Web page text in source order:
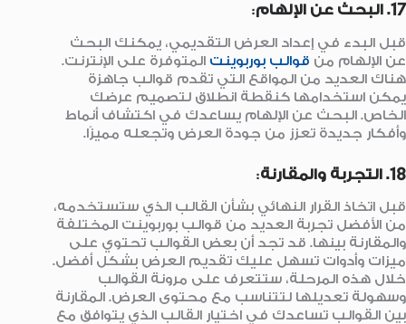
17. البحث عن الإلهام :
قبل البدء في إعداد العرض التقديمي، يمكنك البحث
عن الإلهام من قوالب بوربوينت المتوفرة على الإنترنت.
هناك العديد من المواقع التي تقدم قوالب جاهزة
يمكن استخدامها كنقطة انطلاق لتصميم عرضك
الخاص. البحث عن الإلهام يساعدك في اكتشاف أنماط
وأفكار جديدة تعزز من جودة العرض وتجعله مميزًا.
18. التجربة والمقارنة :
قبل اتخاذ القرار النهائي بشأن القالب الذي ستستخدمه،
من الأفضل تجربة العديد من قوالب بوربوينت المختلفة
والمقارنة بينها. قد تجد أن بعض القوالب تحتوي على
ميزات وأدوات تسهل عليك تقديم العرض بشكل أفضل.
خلال هذه المرحلة، ستتعرف على مرونة القوالب
وسهولة تعديلها لتتناسب مع محتوى العرض. المقارنة
بين القوالب تساعدك في اختيار القالب الذي يتوافق مع